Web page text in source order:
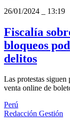
26/01/2024
13:19
Fiscalía
bloqueos
delitos
Las protestas
venta online de
Perú
Redacción Gestión